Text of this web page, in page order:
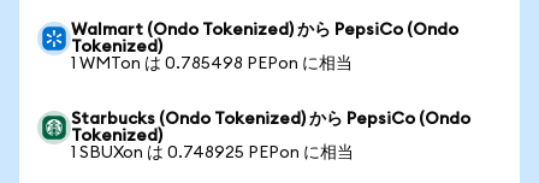
Walmart (Ondo Tokenized) から PepsiCo (Ondo
Tokenized)
1 WMTon は 0.785498 PEPon に相当
Starbucks (Ondo Tokenized) から PepsiCo (Ondo
Tokenized)
1 SBUXon は 0.748925 PEPon に相当